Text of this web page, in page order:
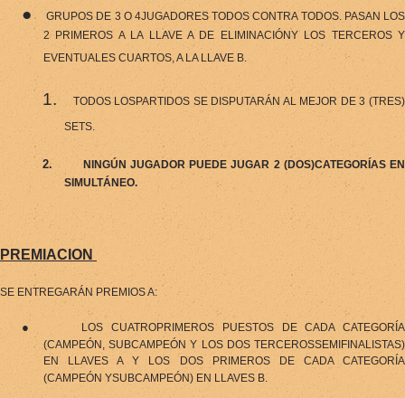
●
GRUPOS DE 3 O 4JUGADORES TODOS CONTRA TODOS. PASAN LOS
2 PRIMEROS A LA LLAVE A DE ELIMINACIÓNY LOS TERCEROS Y
EVENTUALES CUARTOS, A LA LLAVE B.
1.
TODOS LOSPARTIDOS SE DISPUTARÁN AL MEJOR DE 3 (TRES)
SETS.
2.
NINGÚN JUGADOR PUEDE JUGAR 2 (DOS)CATEGORÍAS EN
SIMULTÁNEO.
PREMIACION
SE ENTREGARÁN PREMIOS A:
●
LOS CUATROPRIMEROS PUESTOS DE CADA CATEGORÍA
(CAMPEÓN, SUBCAMPEÓN Y LOS DOS TERCEROSSEMIFINALISTAS)
EN LLAVES A Y LOS DOS PRIMEROS DE CADA CATEGORÍA
(CAMPEÓN YSUBCAMPEÓN) EN LLAVES B.